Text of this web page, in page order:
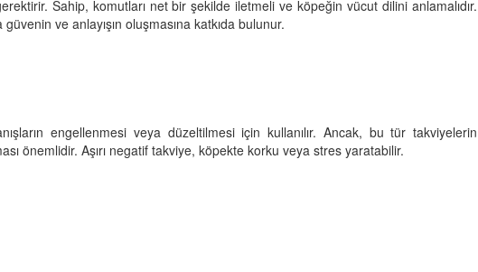
Sahip, komutları net bir şekilde iletmeli ve köpeğin vücut dilini anlamalıdır.
ve anlayışın oluşmasına katkıda bulunur.
engellenmesi veya düzeltilmesi için kullanılır. Ancak, bu tür takviyelerin
önemlidir. Aşırı negatif takviye, köpekte korku veya stres yaratabilir.